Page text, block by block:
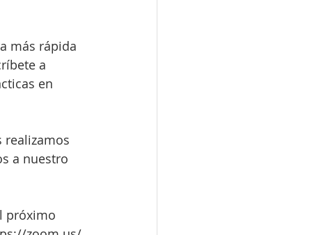
más rápida
a
en
realizamos
a nuestro
próximo